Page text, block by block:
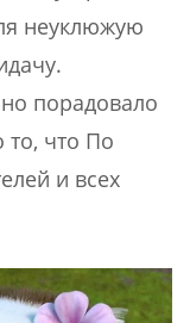
неуклюжую
порадовало
то, что По
и всех